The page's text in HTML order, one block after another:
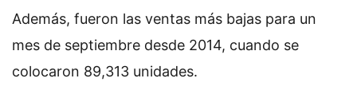
Además, fueron las ventas más bajas para un
mes de septiembre desde 2014, cuando se
colocaron 89,313 unidades.